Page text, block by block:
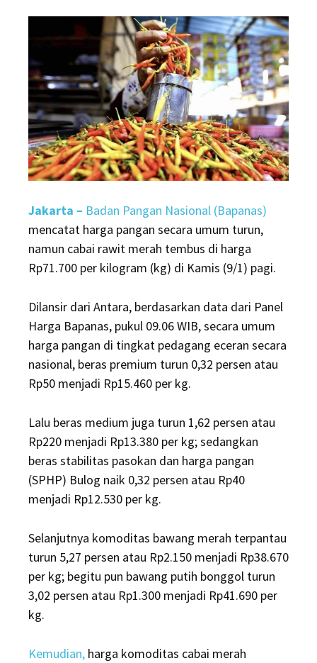
Kamis
9
Januari
2025:
Cabai
Rawit
Merah
Tembus
Rp71.700/Kg
Jakarta – Badan Pangan Nasional (Bapanas)
mencatat harga pangan secara umum turun,
namun cabai rawit merah tembus di harga
Rp71.700 per kilogram (kg) di Kamis (9/1) pagi.
Dilansir dari Antara, berdasarkan data dari Panel
Harga Bapanas, pukul 09.06 WIB, secara umum
harga pangan di tingkat pedagang eceran secara
nasional, beras premium turun 0,32 persen atau
Rp50 menjadi Rp15.460 per kg.
Lalu beras medium juga turun 1,62 persen atau
Rp220 menjadi Rp13.380 per kg; sedangkan
beras stabilitas pasokan dan harga pangan
(SPHP) Bulog naik 0,32 persen atau Rp40
menjadi Rp12.530 per kg.
Selanjutnya komoditas bawang merah terpantau
turun 5,27 persen atau Rp2.150 menjadi Rp38.670
per kg; begitu pun bawang putih bonggol turun
3,02 persen atau Rp1.300 menjadi Rp41.690 per
kg.
Kemudian, harga komoditas cabai merah